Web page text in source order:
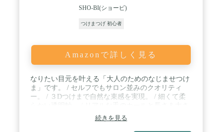
SHO-BI(ショービ)
つけまつげ 初心者
Amazonで詳しく見る
なりたい目元を叶える「大人のためのなじませつけ
ま」です。 / セルフでもサロン並みのクオリティ
ー。 / ３Dつけまで自然な束感を実現。 / 細くて柔
続きを見る